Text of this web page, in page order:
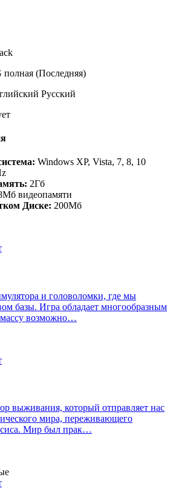
полная (Последняя)
Русский
Windows XP, Vista, 7, 8, 10
2Гб
видеопамяти
Диске: 200Мб
и головоломки, где мы
базы. Игра обладает многообразным
возможно…
выживания, который отправляет нас
мира, переживающего
Мир был прак…